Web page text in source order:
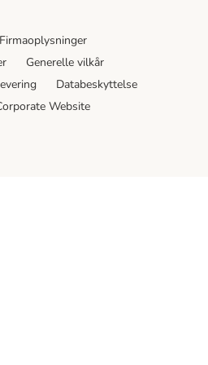
Firmaoplysninger
Generelle vilkår
Databeskyttelse
Website